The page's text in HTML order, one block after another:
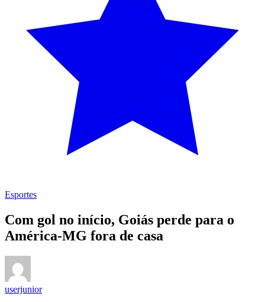
Esportes
Com gol no início, Goiás perde para o
América-MG fora de casa
userjunior